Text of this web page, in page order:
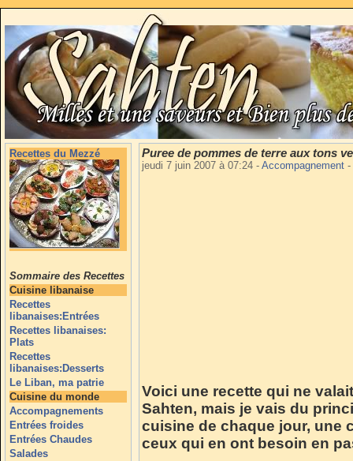
Recettes du Mezzé
Sommaire des Recettes
Cuisine libanaise
Recettes
libanaises:Entrées
Recettes libanaises:
Plats
Recettes
libanaises:Desserts
Le Liban, ma patrie
Cuisine du monde
Accompagnements
Entrées froides
Entrées Chaudes
Salades
Puree de pommes de terre aux tons
jeudi 7 juin 2007 à 07:24 - Accompagnement -
Voici une recette qui ne
Sahten, mais je vais du
cuisine de chaque jour, une
ceux qui en ont besoin en